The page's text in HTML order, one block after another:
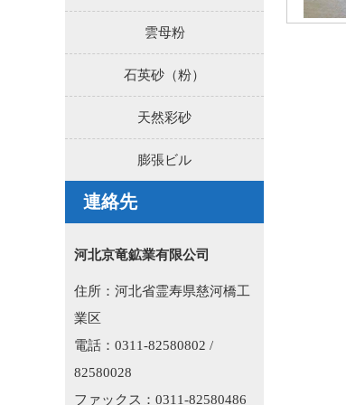
雲母粉
石英砂（粉）
天然彩砂
膨張ビル
連絡先
河北京竜鉱業有限公司
住所：河北省霊寿県慈河橋工
業区
電話：0311-82580802 /
82580028
ファックス：0311-82580486